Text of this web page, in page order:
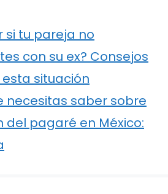
si tu pareja no
con su ex? Consejos
situación
necesitas saber sobre
del pagaré en México: